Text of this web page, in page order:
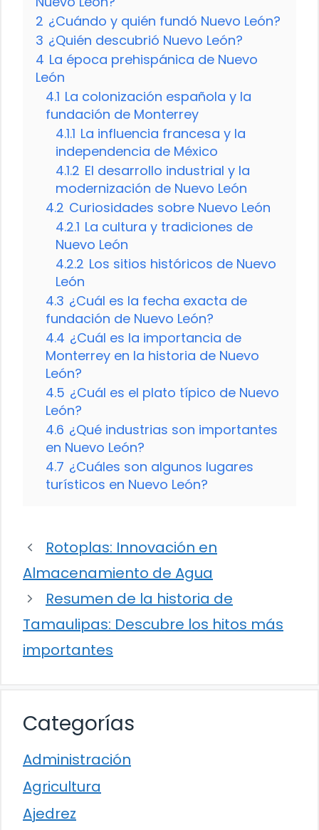
2 ¿Cuándo y quién fundó Nuevo León?
3 ¿Quién descubrió Nuevo León?
4 La época prehispánica de Nuevo
León
4.1 La colonización española y la
fundación de Monterrey
4.1.1 La influencia francesa y la
independencia de México
4.1.2 El desarrollo industrial y la
modernización de Nuevo León
4.2 Curiosidades sobre Nuevo León
4.2.1 La cultura y tradiciones de
Nuevo León
4.2.2 Los sitios históricos de Nuevo
León
4.3 ¿Cuál es la fecha exacta de
fundación de Nuevo León?
4.4 ¿Cuál es la importancia de
Monterrey en la historia de Nuevo
León?
4.5 ¿Cuál es el plato típico de Nuevo
León?
4.6 ¿Qué industrias son importantes
en Nuevo León?
4.7 ¿Cuáles son algunos lugares
turísticos en Nuevo León?
Rotoplas: Innovación en
Almacenamiento de Agua
Resumen de la historia de
Tamaulipas: Descubre los hitos más
importantes
Categorías
Administración
Agricultura
Ajedrez